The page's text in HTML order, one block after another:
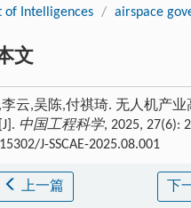
of Intelligences / airspace
文
云,吴陈,付祺琦. 无人机产业
中国工程科学, 2025, 27(6):
J-SSCAE-2025.08.001
上一篇 下